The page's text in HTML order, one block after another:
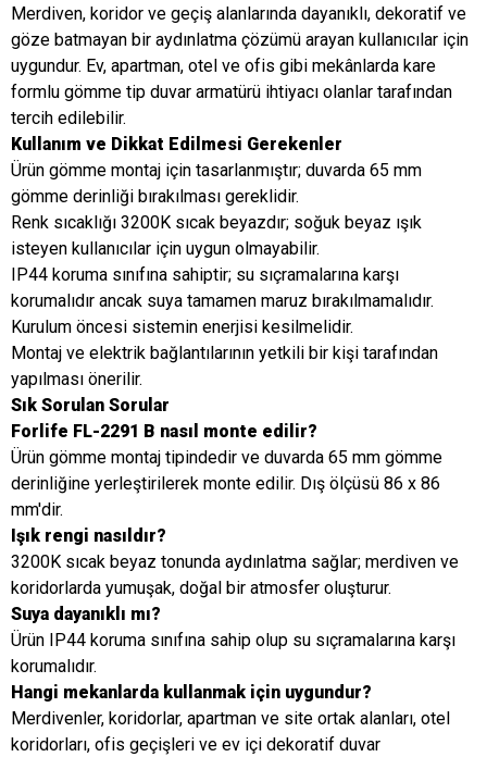
Merdiven, koridor ve geçiş alanlarında dayanıklı, dekoratif ve
göze batmayan bir aydınlatma çözümü arayan kullanıcılar için
uygundur. Ev, apartman, otel ve ofis gibi mekânlarda kare
formlu gömme tip duvar armatürü ihtiyacı olanlar tarafından
tercih edilebilir.
Kullanım ve Dikkat Edilmesi Gerekenler
Ürün gömme montaj için tasarlanmıştır; duvarda 65 mm
gömme derinliği bırakılması gereklidir.
Renk sıcaklığı 3200K sıcak beyazdır; soğuk beyaz ışık
isteyen kullanıcılar için uygun olmayabilir.
IP44 koruma sınıfına sahiptir; su sıçramalarına karşı
korumalıdır ancak suya tamamen maruz bırakılmamalıdır.
Kurulum öncesi sistemin enerjisi kesilmelidir.
Montaj ve elektrik bağlantılarının yetkili bir kişi tarafından
yapılması önerilir.
Sık Sorulan Sorular
Forlife FL-2291 B nasıl monte edilir?
Ürün gömme montaj tipindedir ve duvarda 65 mm gömme
derinliğine yerleştirilerek monte edilir. Dış ölçüsü 86 x 86
mm'dir.
Işık rengi nasıldır?
3200K sıcak beyaz tonunda aydınlatma sağlar; merdiven ve
koridorlarda yumuşak, doğal bir atmosfer oluşturur.
Suya dayanıklı mı?
Ürün IP44 koruma sınıfına sahip olup su sıçramalarına karşı
korumalıdır.
Hangi mekanlarda kullanmak için uygundur?
Merdivenler, koridorlar, apartman ve site ortak alanları, otel
koridorları, ofis geçişleri ve ev içi dekoratif duvar